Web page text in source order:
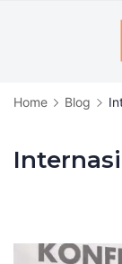
Home Blog